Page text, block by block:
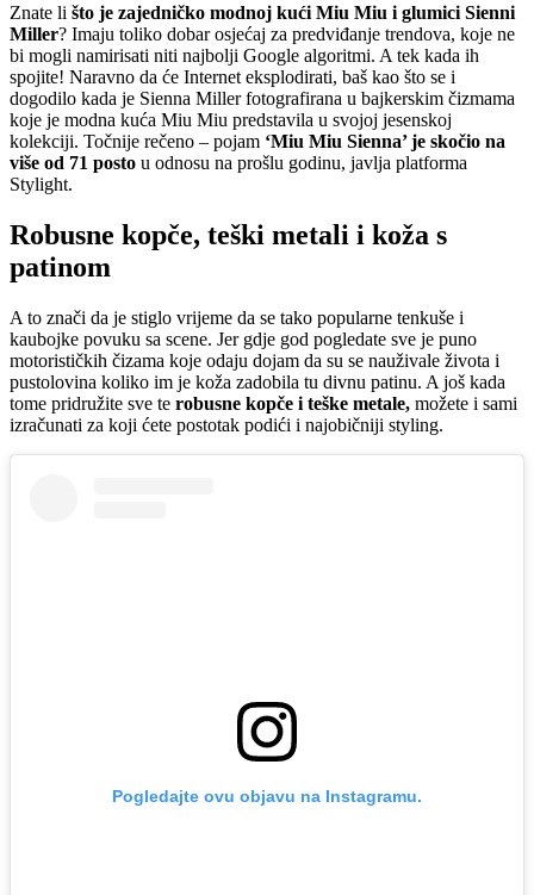
Znate li što je zajedničko modnoj kući Miu Miu i glumici Sienni
Miller? Imaju toliko dobar osjećaj za predviđanje trendova, koje ne
bi mogli namirisati niti najbolji Google algoritmi. A tek kada ih
spojite! Naravno da će Internet eksplodirati, baš kao što se i
dogodilo kada je Sienna Miller fotografirana u bajkerskim čizmama
koje je modna kuća Miu Miu predstavila u svojoj jesenskoj
kolekciji. Točnije rečeno – pojam ‘Miu Miu Sienna’ je skočio na
više od 71 posto u odnosu na prošlu godinu, javlja platforma
Stylight.
Robusne kopče, teški metali i koža s
patinom
A to znači da je stiglo vrijeme da se tako popularne tenkuše i
kaubojke povuku sa scene. Jer gdje god pogledate sve je puno
motorističkih čizama koje odaju dojam da su se nauživale života i
pustolovina koliko im je koža zadobila tu divnu patinu. A još kada
tome pridružite sve te robusne kopče i teške metale, možete i sami
izračunati za koji ćete postotak podići i najobičniji styling.
Pogledajte ovu objavu na Instagramu.